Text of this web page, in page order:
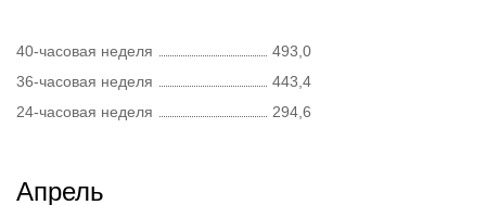
40-часовая неделя
493,0
36-часовая неделя
443,4
24-часовая неделя
294,6
Апрель